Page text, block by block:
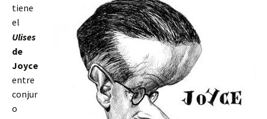
tiene
el
Ulises
de
Joyce
entre
conjur
o